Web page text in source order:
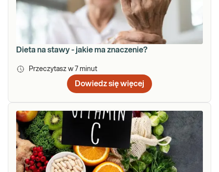
Dieta na stawy - jakie ma znaczenie?
Przeczytasz w 7 minut
Dowiedz się więcej